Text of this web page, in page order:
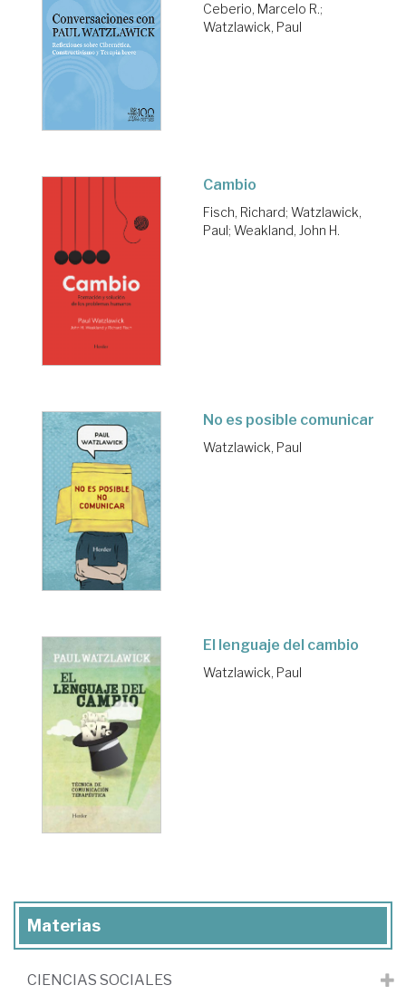
Ceberio, Marcelo R.;
Watzlawick, Paul
Cambio
Fisch, Richard; Watzlawick,
Paul; Weakland, John H.
No es posible comunicar
Watzlawick, Paul
El lenguaje del cambio
Watzlawick, Paul
Materias
CIENCIAS SOCIALES